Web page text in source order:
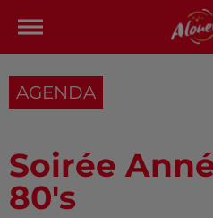
AGENDA
Soirée
80's